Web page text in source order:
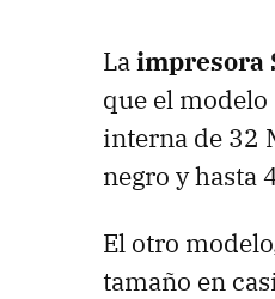
Laimpresora
que el
interna de 32
negro y hasta
El otro
tamaño en